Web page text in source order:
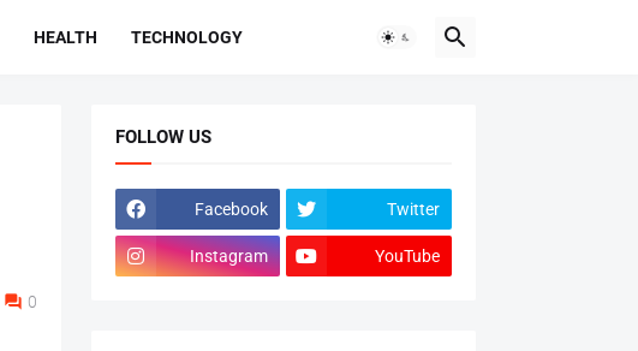
HEALTH TECHNOLOGY
0
FOLLOW US
Facebook Twitter
Instagram YouTube